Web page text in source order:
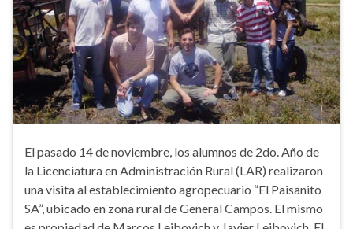
El pasado 14 de noviembre, los alumnos de 2do. Año de
la Licenciatura en Administración Rural (LAR) realizaron
una visita al establecimiento agropecuario “El Paisanito
SA”, ubicado en zona rural de General Campos. El mismo